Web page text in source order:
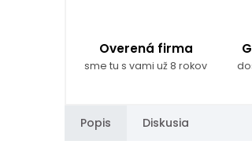
Overená firma
sme tu s vami už 8 rokov
Popis Diskusia